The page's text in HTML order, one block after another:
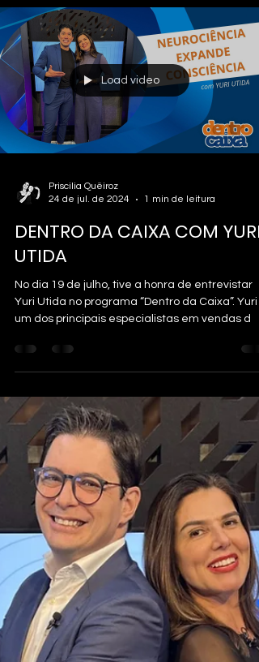
muito antes de qualquer resultado visível. E
é uma dessas histórias. Quando um sonho de
menina encontra a realidade e vive o seu
empreendedorismo na prática Muito antes de
qualquer câmera, roteiro ou gravação, existia
um
Load video
Priscilia Quëiroz
DENTRO DA CAIXA COM YURI
UTIDA
No dia 19 de julho, tive a honra de entrevistar
Yuri Utida no programa “Dentro da Caixa”. Yuri